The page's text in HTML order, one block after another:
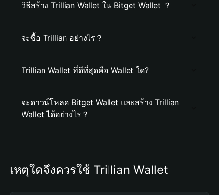
วิธีสร้าง Trillian Wallet ใน Bitget Wallet ？
จะซื้อ Trillian อย่างไร？
Trillian Wallet ที่ดีที่สุดคือ Wallet ใด?
จะดาวน์โหลด Bitget Wallet และสร้าง Trillian
Wallet ได้อย่างไร？
เหตุใดจึงควรใช้ Trillian Wallet